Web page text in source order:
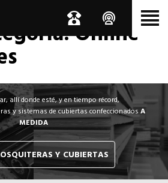
de la
Online
allí donde esté, y en tiempo récord,
y sistemas de cubiertas confeccionadosA
MEDIDA
Y CUBIERTAS